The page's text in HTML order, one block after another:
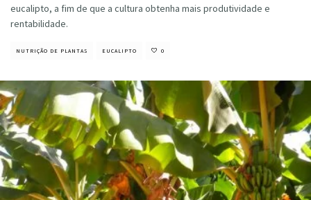
eucalipto, a fim de que a cultura obtenha mais produtividade e
rentabilidade.
NUTRIÇÃO DE PLANTAS EUCALIPTO 0